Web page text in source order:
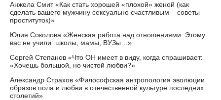
Анжела Смит «Как стать хорошей «плохой» женой (как
сделать вашего мужчину сексуально счастливым – советы
проституток)»
Юлия Соколова «Женская работа над отношениями. Этому
вас не учили: школы, мамы, ВУЗы…»
Сергей Степанов «Что ОН имеет в виду, когда спрашивает:
«Хочешь большой, но чистой любви?»
Александр Страхов «Философская антропология эволюции
образов пола и любви в отечественной культуре последних
столетий»